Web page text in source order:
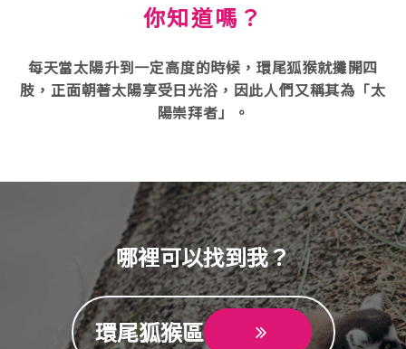
你知道嗎？
每天當太陽升到一定高度的時候，環尾狐猴就攤開四
肢，正面朝著太陽享受日光浴，因此人們又稱其為「太
陽崇拜者」。
哪裡可以找到我？
環尾狐猴區